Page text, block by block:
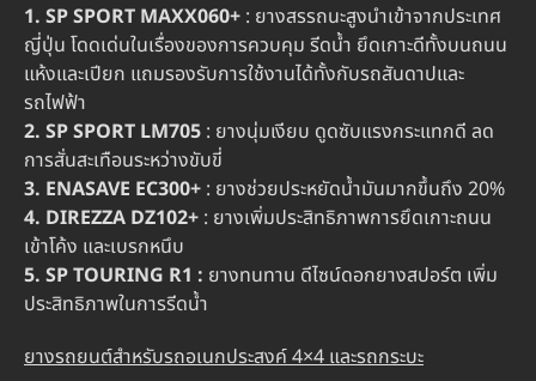
1. SP SPORT MAXX060+ : ยางสรรถนะสูงนำเข้าจากประเทศ
ญี่ปุ่น โดดเด่นในเรื่องของการควบคุม รีดน้ำ ยึดเกาะดีทั้งบนถนน
แห้งและเปียก แถมรองรับการใช้งานได้ทั้งกับรถสันดาปและ
รถไฟฟ้า
2. SP SPORT LM705 : ยางนุ่มเงียบ ดูดซับแรงกระแทกดี ลด
การสั่นสะเทือนระหว่างขับขี่
3. ENASAVE EC300+ : ยางช่วยประหยัดน้ำมันมากขึ้นถึง 20%
4. DIREZZA DZ102+ : ยางเพิ่มประสิทธิภาพการยึดเกาะถนน
เข้าโค้ง และเบรกหนึบ
5. SP TOURING R1 : ยางทนทาน ดีไซน์ดอกยางสปอร์ต เพิ่ม
ประสิทธิภาพในการรีดน้ำ
ยางรถยนต์สำหรับรถอเนกประสงค์ 4×4 และรถกระบะ